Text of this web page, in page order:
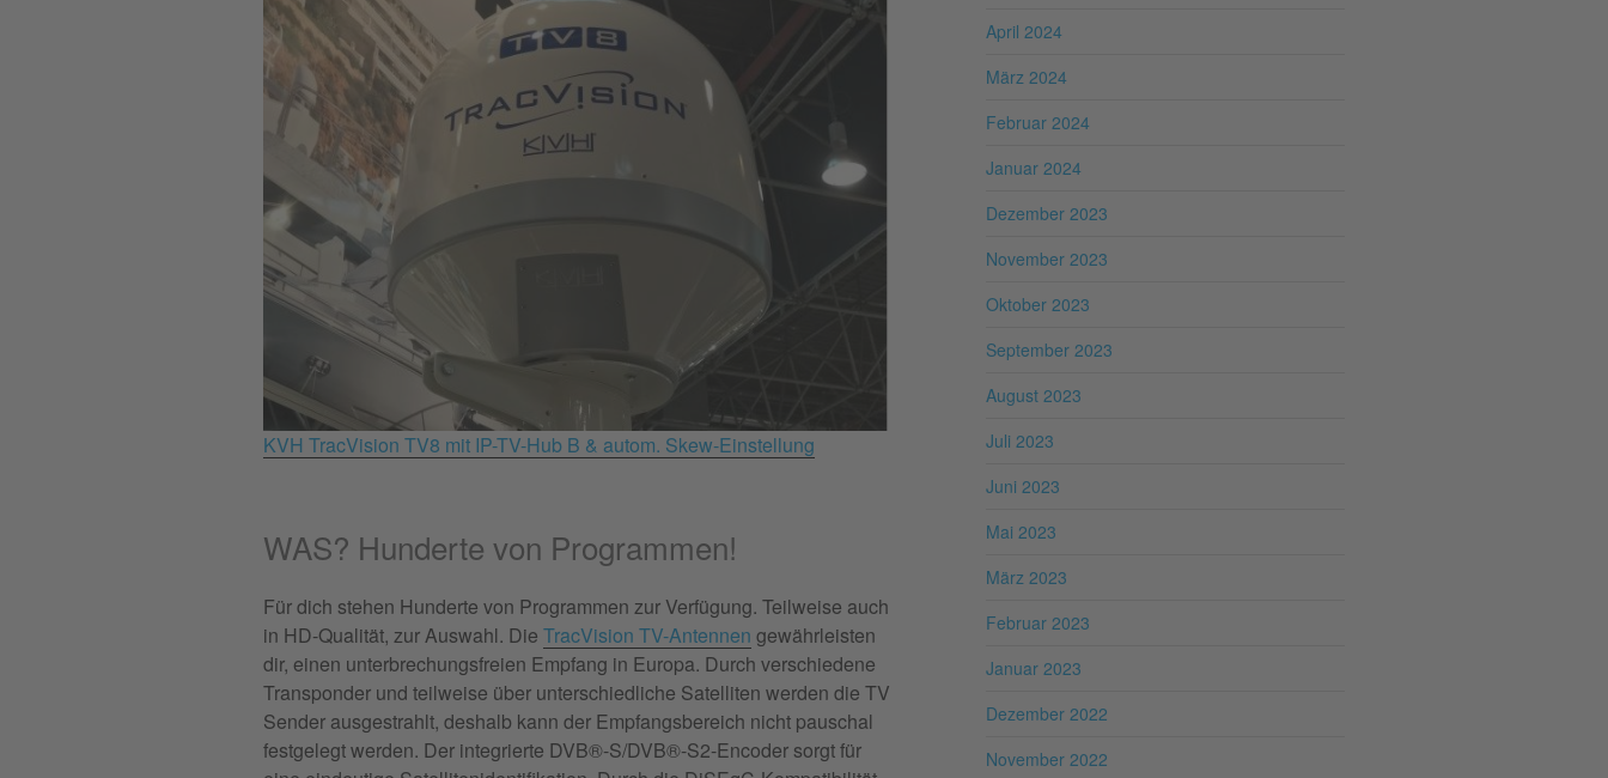
KVH TracVision TV8 mit IP-TV-Hub B & autom. Skew-Einstellung
WAS? Hunderte von Programmen!
Für dich stehen Hunderte von Programmen zur Verfügung. Teilweise auch
in HD-Qualität, zur Auswahl. Die TracVision TV-Antennen gewährleisten
dir, einen unterbrechungsfreien Empfang in Europa. Durch verschiedene
Transponder und teilweise über unterschiedliche Satelliten werden die TV
Sender ausgestrahlt, deshalb kann der Empfangsbereich nicht pauschal
festgelegt werden. Der integrierte DVB®-S/DVB®-S2-Encoder sorgt für
April 2024
März 2024
Februar 2024
Januar 2024
Dezember 2023
November 2023
Oktober 2023
September 2023
August 2023
Juli 2023
Juni 2023
Mai 2023
März 2023
Februar 2023
Januar 2023
Dezember 2022
November 2022